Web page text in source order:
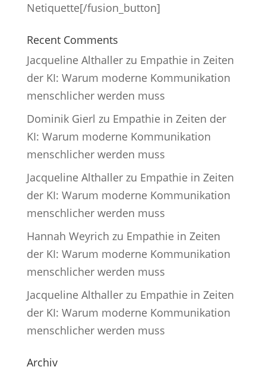
Netiquette[/fusion_button]
Recent Comments
Jacqueline Althallerzu Empathie in Zeiten
der KI: Warum moderne Kommunikation
menschlicher werden muss
Dominik Gierl zu Empathie in Zeiten der
KI: Warum moderne Kommunikation
menschlicher werden muss
Jacqueline Althallerzu Empathie in Zeiten
der KI: Warum moderne Kommunikation
menschlicher werden muss
Hannah Weyrich zu Empathie in Zeiten
der KI: Warum moderne Kommunikation
menschlicher werden muss
Jacqueline Althallerzu Empathie in Zeiten
der KI: Warum moderne Kommunikation
menschlicher werden muss
Archiv